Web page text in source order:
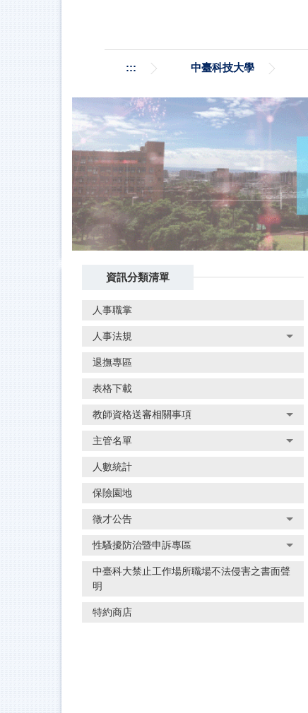
::: 中臺科技大學
資訊分類清單
人事職掌
人事法規
退撫專區
表格下載
教師資格送審相關事項
主管名單
人數統計
保險園地
徵才公告
性騷擾防治暨申訴專區
中臺科大禁止工作場所職場不法侵害之書面聲
明
特約商店